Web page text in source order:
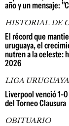
año y un mensaje:
HISTORIAL DE
El récord que
uruguaya, el
nutren a la celeste:
2026
LIGA URUGUAYA
Liverpool venció 1-
del Torneo Clausura
OBITUARIO